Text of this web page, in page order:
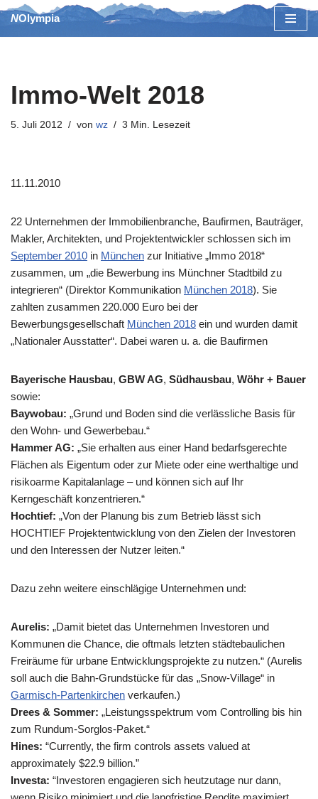
Zum
NOlympia
Immo-Welt 2018
5. Juli 2012 von wz 3 Min. Lesezeit
11.11.2010
22 Unternehmen der Immobilienbranche, Baufirmen, Bauträger,
Makler, Architekten, und Projektentwickler schlossen sich im
September 2010 in München zur Initiative „Immo 2018“
zusammen, um „die Bewerbung ins Münchner Stadtbild zu
integrieren“ (Direktor Kommunikation München 2018). Sie
zahlten zusammen 220.000 Euro bei der
Bewerbungsgesellschaft München 2018 ein und wurden damit
„Nationaler Ausstatter“. Dabei waren u. a. die Baufirmen
Bayerische Hausbau, GBW AG, Südhausbau, Wöhr + Bauer
sowie:
Baywobau: „Grund und Boden sind die verlässliche Basis für
den Wohn- und Gewerbebau.“
Hammer AG: „Sie erhalten aus einer Hand bedarfsgerechte
Flächen als Eigentum oder zur Miete oder eine werthaltige und
risikoarme Kapitalanlage – und können sich auf Ihr
Kerngeschäft konzentrieren.“
Hochtief: „Von der Planung bis zum Betrieb lässt sich
HOCHTIEF Projektentwicklung von den Zielen der Investoren
und den Interessen der Nutzer leiten.“
Dazu zehn weitere einschlägige Unternehmen und:
Aurelis: „Damit bietet das Unternehmen Investoren und
Kommunen die Chance, die oftmals letzten städtebaulichen
Freiräume für urbane Entwicklungsprojekte zu nutzen.“ (Aurelis
soll auch die Bahn-Grundstücke für das „Snow-Village“ in
Garmisch-Partenkirchen verkaufen.)
Drees & Sommer: „Leistungsspektrum vom Controlling bis hin
zum Rundum-Sorglos-Paket.“
Hines: “Currently, the firm controls assets valued at
approximately $22.9 billion.”
Investa: “Investoren engagieren sich heutzutage nur dann,